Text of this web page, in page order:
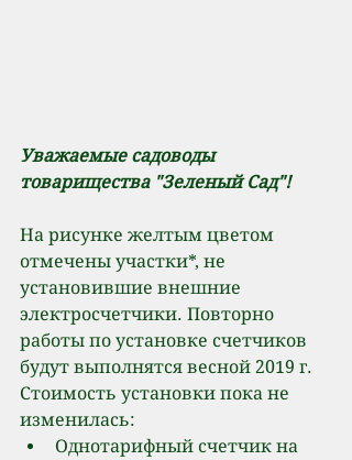
Уважаемые садоводы
товарищества "Зеленый Сад"!
На рисунке желтым цветом
отмечены участки*, не
установившие внешние
электросчетчики. Повторно
работы по установке счетчиков
будут выполнятся весной 2019 г.
Стоимость установки пока не
изменилась:
Однотарифный счетчик на